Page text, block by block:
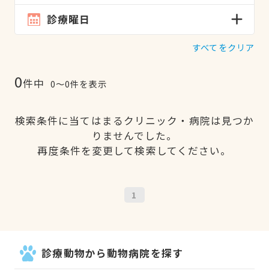
診療曜日
すべてをクリア
0件中 0〜0件を表示
検索条件に当てはまるクリニック・病院は見つか
りませんでした。
再度条件を変更して検索してください。
1
診療動物から動物病院を探す